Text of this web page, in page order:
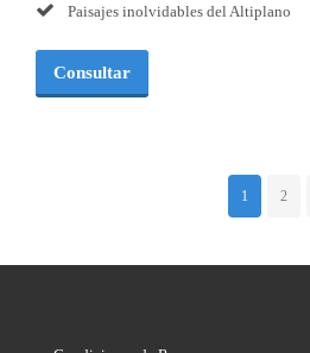
Paisajes inolvidables del Altiplano
Consultar
1 2